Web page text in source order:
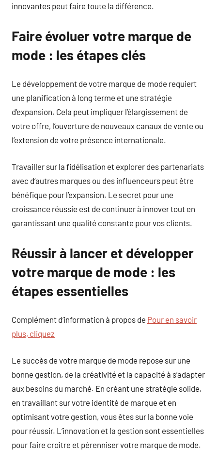
innovantes peut faire toute la différence.
Faire évoluer votre marque de
mode : les étapes clés
Le développement de votre marque de mode requiert
une planification à long terme et une stratégie
d’expansion. Cela peut impliquer l’élargissement de
votre offre, l’ouverture de nouveaux canaux de vente ou
l’extension de votre présence internationale.
Travailler sur la fidélisation et explorer des partenariats
avec d’autres marques ou des influenceurs peut être
bénéfique pour l’expansion. Le secret pour une
croissance réussie est de continuer à innover tout en
garantissant une qualité constante pour vos clients.
Réussir à lancer et développer
votre marque de mode : les
étapes essentielles
Complément d’information à propos de Pour en savoir
plus, cliquez
Le succès de votre marque de mode repose sur une
bonne gestion, de la créativité et la capacité à s’adapter
aux besoins du marché. En créant une stratégie solide,
en travaillant sur votre identité de marque et en
optimisant votre gestion, vous êtes sur la bonne voie
pour réussir. L’innovation et la gestion sont essentielles
pour faire croître et pérenniser votre marque de mode.